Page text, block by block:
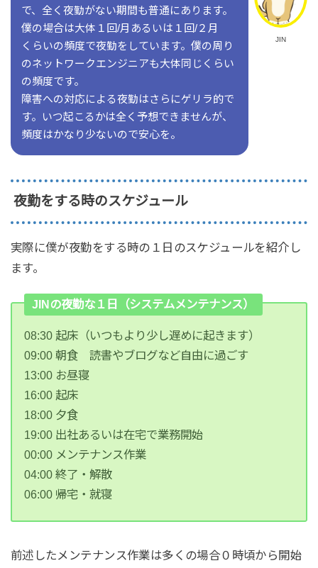
JIN
で、全く夜勤がない期間も普通にあります。
僕の場合は大体１回/月あるいは１回/２月
くらいの頻度で夜勤をしています。僕の周り
のネットワークエンジニアも大体同じくらい
の頻度です。
障害への対応による夜勤はさらにゲリラ的で
す。いつ起こるかは全く予想できませんが、
頻度はかなり少ないので安心を。
夜勤をする時のスケジュール
実際に僕が夜勤をする時の１日のスケジュールを紹介し
ます。
JINの夜勤な１日（システムメンテナンス）
08:30 起床（いつもより少し遅めに起きます）
09:00 朝食 読書やブログなど自由に過ごす
13:00 お昼寝
16:00 起床
18:00 夕食
19:00 出社あるいは在宅で業務開始
00:00 メンテナンス作業
04:00 終了・解散
06:00 帰宅・就寝
前述したメンテナンス作業は多くの場合０時頃から開始